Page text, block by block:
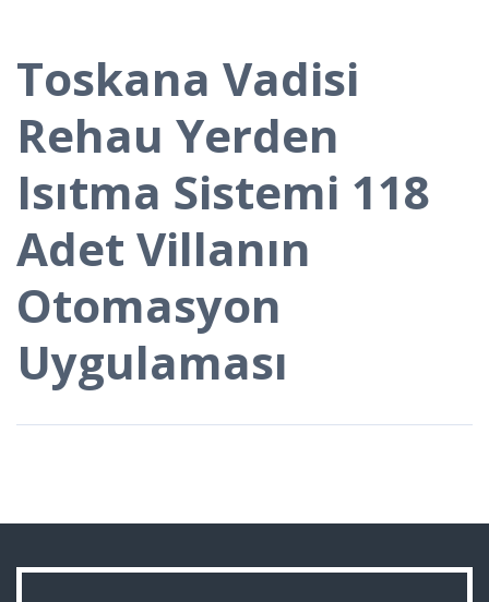
Toskana Vadisi
Rehau Yerden
Isıtma Sistemi 118
Adet Villanın
Otomasyon
Uygulaması